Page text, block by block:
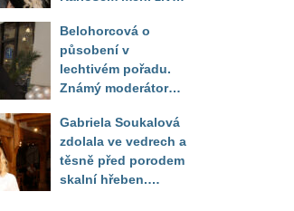
Sandeva
Belohorcová o
působení v
lechtivém pořadu.
Známý moderátor
sledoval pod dekou
Gabriela Soukalová
zdolala ve vedrech a
těsně před porodem
skalní hřeben.